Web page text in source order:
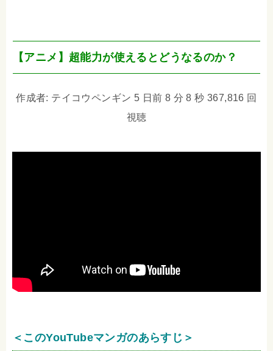
【アニメ】超能力が使えるとどうなるのか？
作成者: テイコウペンギン 5 日前 8 分 8 秒 367,816 回
視聴
＜このYouTubeマンガのあらすじ＞